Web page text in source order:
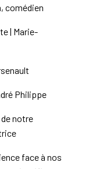
comédien
| Marie-
Philippe
notre
face à nos